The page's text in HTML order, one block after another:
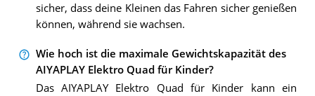
sicher, dass deine Kleinen das Fahren sicher genießen
können, während sie wachsen.
Wie hoch ist die maximale Gewichtskapazität des
AIYAPLAY Elektro Quad für Kinder?
Das AIYAPLAY Elektro Quad für Kinder kann ein